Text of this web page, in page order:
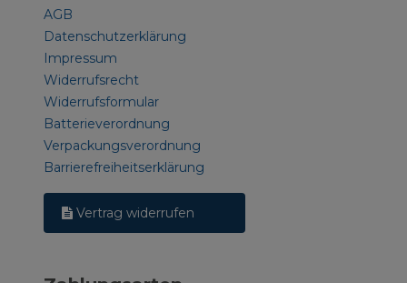
AGB
Datenschutzerklärung
Impressum
Widerrufsrecht
Widerrufsformular
Batterieverordnung
Verpackungsverordnung
Barrierefreiheitserklärung
Vertrag widerrufen